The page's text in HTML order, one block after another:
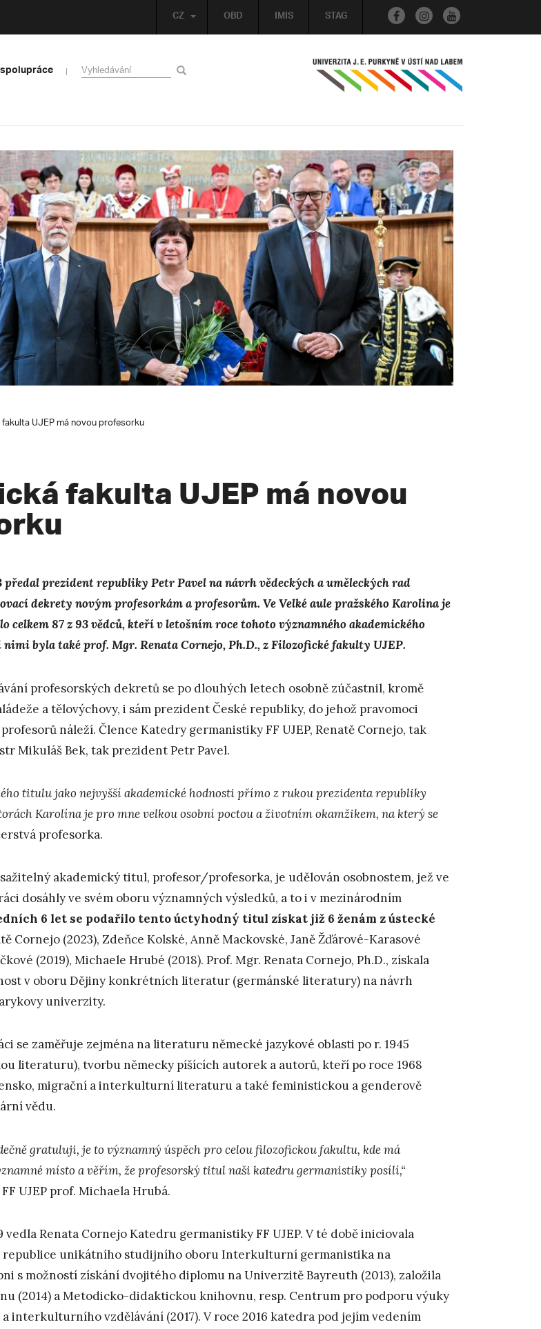
OBD IMIS STAG
CZ
UJEP má novou profesorku
fakulta UJEP má novou
předal prezident republiky Petr Pavel na návrh vědeckých a uměleckých rad
dekrety novým profesorkám a profesorům. Ve Velké aule pražského Karolina je
celkem 87 z 93 vědců, kteří v letošním roce tohoto významného akademického
byla také prof. Mgr. Renata Cornejo, Ph.D., z Filozofické fakulty UJEP.
profesorských dekretů se po dlouhých letech osobně zúčastnil, kromě
a tělovýchovy, i sám prezident České republiky, do jehož pravomoci
náleží. Člence Katedry germanistiky FF UJEP, Renatě Cornejo, tak
Mikuláš Bek, tak prezident Petr Pavel.
titulu jako nejvyšší akademické hodnosti přímo z rukou prezidenta republiky
Karolína je pro mne velkou osobní poctou a životním okamžikem, na který se
profesorka.
akademický titul, profesor/profesorka, je udělován osobnostem, jež ve
dosáhly ve svém oboru významných výsledků, a to i v mezinárodním
6 let se podařilo tento úctyhodný titul získat již 6 ženám z ústecké
Cornejo (2023), Zdeňce Kolské, Anně Mackovské, Janě Žďárové-Karasové
(2019), Michaele Hrubé (2018). Prof. Mgr. Renata Cornejo, Ph.D., získala
v oboru Dějiny konkrétních literatur (germánské literatury) na návrh
univerzity.
se zaměřuje zejména na literaturu německé jazykové oblasti po r. 1945
literaturu), tvorbu německy píšících autorek a autorů, kteří po roce 1968
migrační a interkulturní literaturu a také feministickou a genderově
vědu.
gratuluji, je to významný úspěch pro celou filozofickou fakultu, kde má
místo a věřím, že profesorský titul naši katedru germanistiky posílí,“
UJEP prof. Michaela Hrubá.
vedla Renata Cornejo Katedru germanistiky FF UJEP. V té době iniciovala
republice unikátního studijního oboru Interkulturní germanistika na
s možností získání dvojitého diplomu na Univerzitě Bayreuth (2013), založila
(2014) a Metodicko-didaktickou knihovnu, resp. Centrum pro podporu výuky
interkulturního vzdělávání (2017). V roce 2016 katedra pod jejím vedením